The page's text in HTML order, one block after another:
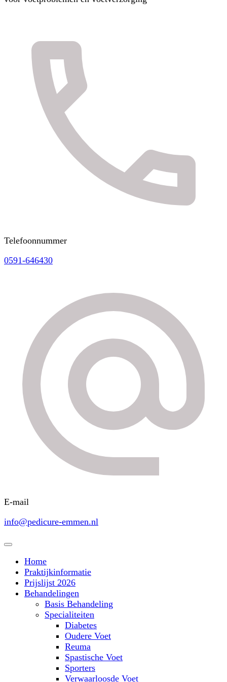
Telefoonnummer
0591-646430
E-mail
info@pedicure-emmen.nl
Home
Praktijkinformatie
Prijslijst 2026
Behandelingen
Basis Behandeling
Specialiteiten
Diabetes
Oudere Voet
Reuma
Spastische Voet
Sporters
Verwaarloosde Voet